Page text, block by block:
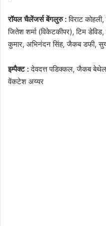
रॉयल चैलेंजर्स बेंगलुरु :विराट
जितेश शर्मा (विकेटकीपर), टिम
कुमार, अभिनंदन सिंह, जैकब डफी,
इम्पैक्ट :देवदत्त पडिक्कल, जैकब
वेंकटेश अय्यर